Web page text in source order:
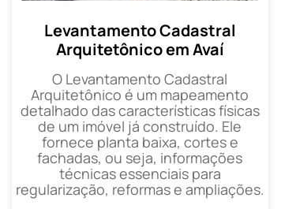
Levantamento Cadastral
Arquitetônico em Avaí
O Levantamento Cadastral
Arquitetônico é um mapeamento
detalhado das características físicas
de um imóvel já construído. Ele
fornece planta baixa, cortes e
fachadas, ou seja, informações
técnicas essenciais para
regularização, reformas e ampliações.